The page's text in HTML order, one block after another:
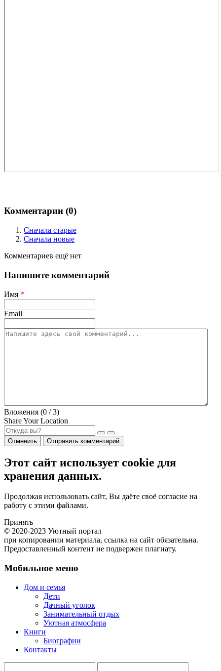
Комментарии (0)
Сначала старые
Сначала новые
Комментариев ещё нет
Напишите комментарий
Имя *
Email
Вложения (0 / 3)
Share Your Location
Отменить Отправить комментарий
Этот сайт использует cookie для
хранения данных.
Продолжая использовать сайт, Вы даёте своё согласие на
работу с этими файлами.
Принять
© 2020-2023 Уютный портал
при копировании материала, ссылка на сайт обязательна.
Предоставленный контент не подвержен плагиату.
Мобильное меню
Дом и семья
Дети
Дачный уголок
Занимательный отдых
Уютная атмосфера
Книги
Биографии
Контакты